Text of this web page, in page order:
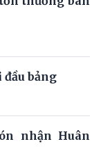
bảng
nhận Huân